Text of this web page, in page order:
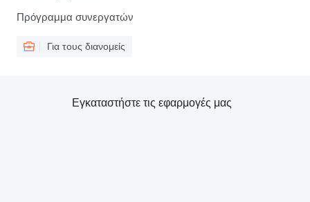
Πρόγραμμα συνεργατών
Για τους διανομείς
Εγκαταστήστε τις εφαρμογές μας